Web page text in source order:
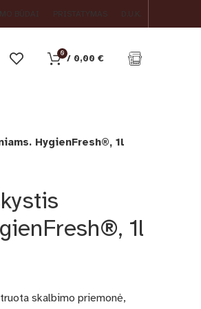
BŪDAI PRISTATYMAS D.U.K.
0 / 0,00 €
HygienFresh®, 1l
1l
skalbimo priemonė,